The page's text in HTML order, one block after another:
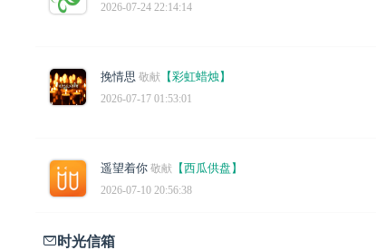
2026-07-24 22:14:14
挽情思 敬献 【彩虹蜡烛】
2026-07-17 01:53:01
遥望着你 敬献 【西瓜供盘】
2026-07-10 20:56:38
时光信箱